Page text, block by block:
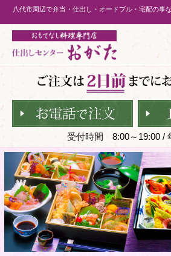
八代市周辺で弁当・仕出し・オードブル・宅配の事
受付時間 8:00～19:00 /